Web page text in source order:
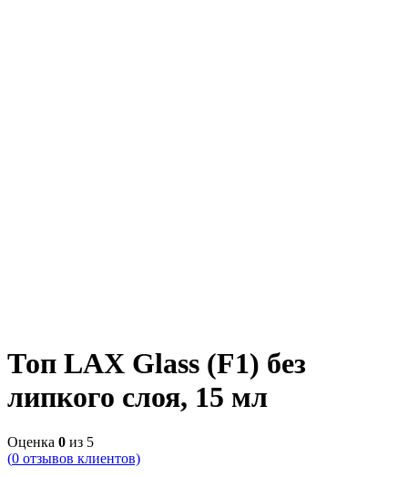
Топ LAX Glass (F1) без
липкого слоя, 15 мл
Оценка 0 из 5
(0 отзывов клиентов)